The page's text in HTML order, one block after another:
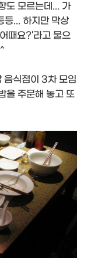
도 모르는데... 가
등... 하지만 막상
때요?'라고 물으
음식점이 3차 모임
을 주문해 놓고 또